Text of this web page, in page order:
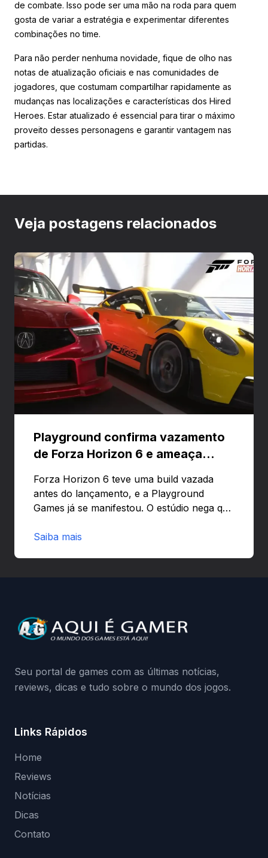
de combate. Isso pode ser uma mão na roda para quem
gosta de variar a estratégia e experimentar diferentes
combinações no time.
Para não perder nenhuma novidade, fique de olho nas
notas de atualização oficiais e nas comunidades de
jogadores, que costumam compartilhar rapidamente as
mudanças nas localizações e características dos Hired
Heroes. Estar atualizado é essencial para tirar o máximo
proveito desses personagens e garantir vantagem nas
partidas.
Veja postagens relacionados
Playground confirma vazamento
de Forza Horizon 6 e ameaça
Forza Horizon 6 teve uma build vazada
antes do lançamento, e a Playground
Games já se manifestou. O estúdio nega que
preload e avisa que quem usar versões não
da Playground: negação do preload,
medidas contra acessos não autorizados
Saiba mais
Seu portal de games com as últimas notícias,
reviews, dicas e tudo sobre o mundo dos jogos.
Links Rápidos
Home
Reviews
Notícias
Dicas
Contato